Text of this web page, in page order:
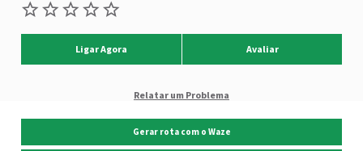
Ligar Agora Avaliar
Relatar um Problema
Gerar rota com o Waze